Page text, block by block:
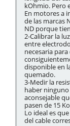
kOhmio. Pero
En motores a
de las marcas
ND porque
2-Calibrar la
entre
necesaria
disponible en
quemado.
3-Medir la
haber
aconsejable
pasen de 15
Lo ideal es
del cable